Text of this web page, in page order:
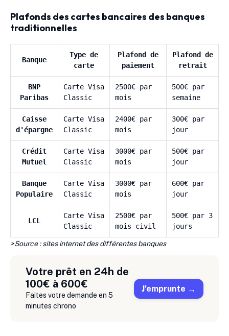
Plafonds des cartes bancaires des banques
traditionnelles
Banque
Type de
carte
Plafond de
paiement
Plafond de
retrait
BNP
Paribas
Carte Visa
Classic
2500€ par
mois
500€ par
semaine
Caisse
d'épargne
Carte Visa
Classic
2400€ par
mois
300€ par
jour
Crédit
Mutuel
Carte Visa
Classic
3000€ par
mois
500€ par
jour
Banque
Populaire
Carte Visa
Classic
3000€ par
mois
600€ par
jour
LCL
Carte Visa
Classic
2500€ par
mois civil
500€ par 3
jours
>Source : sites internet des différentes banques
Votre prêt en 24h de
100€ à 600€
Faites votre demande en 5
minutes chrono
J’emprunte